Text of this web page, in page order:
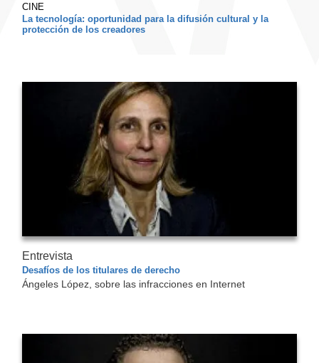
CINE
La tecnología: oportunidad para la difusión cultural y la
protección de los creadores
Entrevista
Desafíos de los titulares de derecho
Ángeles López, sobre las infracciones en Internet